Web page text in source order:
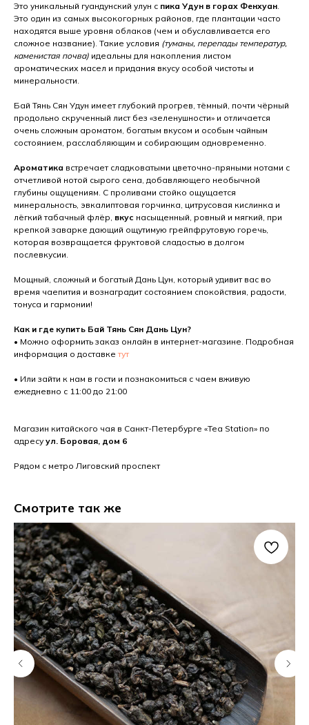
Это уникальный гуандунский улун с пика Удун в горах Фенхуан.
Это один из самых высокогорных районов, где плантации часто
находятся выше уровня облаков (чем и обуславливается его
сложное название). Такие условия (туманы, перепады температур,
каменистая почва) идеальны для накопления листом
ароматических масел и придания вкусу особой чистоты и
минеральности.
Бай Тянь Сян Удун имеет глубокий прогрев, тёмный, почти чёрный
продольно скрученный лист без «зеленушности» и отличается
очень сложным ароматом, богатым вкусом и особым чайным
состоянием, расслабляющим и собирающим одновременно.
Ароматика встречает сладковатыми цветочно-пряными нотами с
отчетливой нотой сырого сена, добавляющего необычной
глубины ощущениям. С проливами стойко ощущается
минеральность, эвкалиптовая горчинка, цитрусовая кислинка и
лёгкий табачный флёр, вкус насыщенный, ровный и мягкий, при
крепкой заварке дающий ощутимую грейпфрутовую горечь,
которая возвращается фруктовой сладостью в долгом
послевкусии.
Мощный, сложный и богатый Дань Цун, который удивит вас во
время чаепития и вознаградит состоянием спокойствия, радости,
тонуса и гармонии!
Как и где купить Бай Тянь Сян Дань Цун?
• Можно оформить заказ онлайн в интернет-магазине. Подробная
информация о доставке тут
• Или зайти к нам в гости и познакомиться с чаем вживую
ежедневно с 11:00 до 21:00
Магазин китайского чая в Санкт-Петербурге «Tea Station» по
адресу ул. Боровая, дом 6
Рядом с метро Лиговский проспект
Смотрите так же